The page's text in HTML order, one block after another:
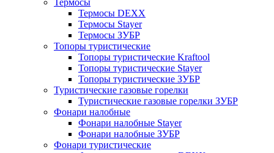
Термосы
Термосы DEXX
Термосы Stayer
Термосы ЗУБР
Топоры туристические
Топоры туристические Kraftool
Топоры туристические Stayer
Топоры туристические ЗУБР
Туристические газовые горелки
Туристические газовые горелки ЗУБР
Фонари налобные
Фонари налобные Stayer
Фонари налобные ЗУБР
Фонари туристические